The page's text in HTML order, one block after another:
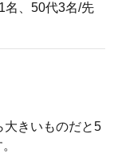
名、50代3名/先
大きいものだと5